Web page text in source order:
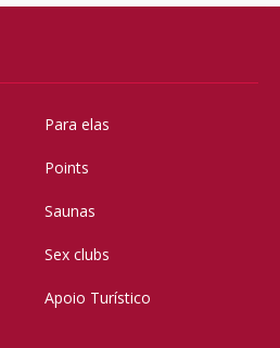
Para elas
Points
Saunas
Sex clubs
Apoio Turístico